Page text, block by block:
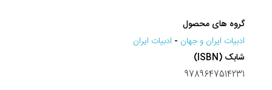
گروه های محصول
ادبيات ايران و جهان - ادبیات ایران
شابک (ISBN)
9789647514231